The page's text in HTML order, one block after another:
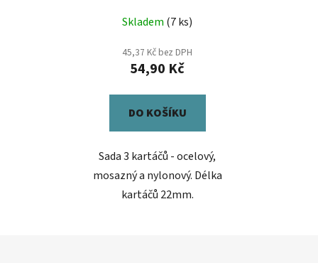
Skladem (7 ks)
45,37 Kč bez DPH
54,90 Kč
DO KOŠÍKU
Sada 3 kartáčů - ocelový,
mosazný a nylonový. Délka
kartáčů 22mm.